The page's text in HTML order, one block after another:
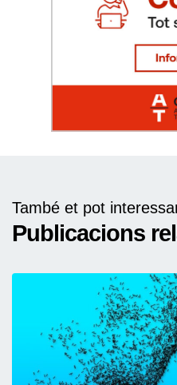
També et pot
Publicacions